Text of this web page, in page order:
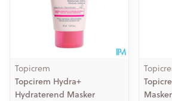
Topicrem
Topcirem Hydra+
Hydraterend Masker